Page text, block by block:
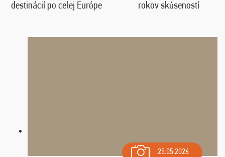
destinácií po celej Európe rokov skúseností
25.05.2026